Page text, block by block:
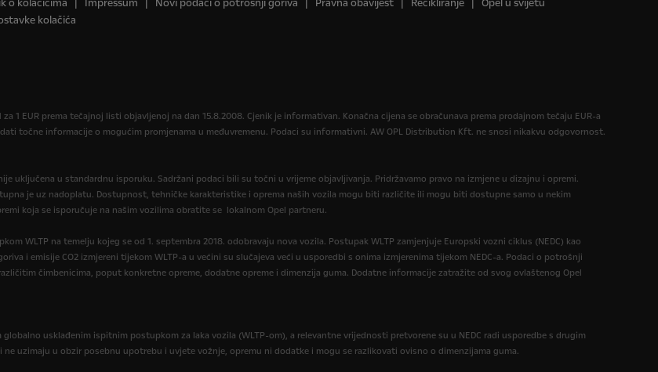
o kolačićima Impressum Novi podaci o potrošnji goriva Pravna obavijest Recikliranje
Opel u svijetu
kolačića
1 EUR prema tečajnoj listi objavljenoj na dan 15.8.2008. Cjenik je informativan. Konačna cijena se obračunava prema prodajnom tečaju EUR-a
točne informacije o mogućim promjenama u međuvremenu. Podaci su informativni. AW OPL Distribution Kft. ne snosi nikakvu odgovornost.
uključena u standardnu isporuku. Sadržani podaci bili su točni u vrijeme objavljivanja. Pridržavamo pravo na izmjene u dizajnu i opremi.
je uz nadoplatu. Dostupnost, tehničke karakteristike i oprema naših vozila mogu biti različite ili mogu biti dostupne samo u nekim
koja se isporučuje na našim vozilima obratite se lokalnom Opel partneru.
WLTP na temelju kojeg se od 1. septembra 2018. odobravaju nova vozila. Postupak WLTP zamjenjuje Europski vozni ciklus (NEDC) kao
i emisije CO2 izmjereni tijekom WLTP-a u većini su slučajeva veći u usporedbi s onima izmjerenima tijekom NEDC-a. Podaci o potrošnji
čimbenicima, poput konkretne opreme, dodatne opreme i dimenzija guma. Dodatne informacije zatražite od svog ovlaštenog Opel
usklađenim ispitnim postupkom za laka vozila (WLTP-om), a relevantne vrijednosti pretvorene su u NEDC radi usporedbe s drugim
uzimaju u obzir posebnu upotrebu i uvjete vožnje, opremu ni dodatke i mogu se razlikovati ovisno o dimenzijama guma.